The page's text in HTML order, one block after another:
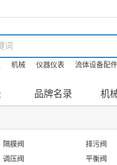
机械 仪器仪表 流体设备配件
品牌名录 机
隔膜阀 排污阀
调压阀 平衡阀